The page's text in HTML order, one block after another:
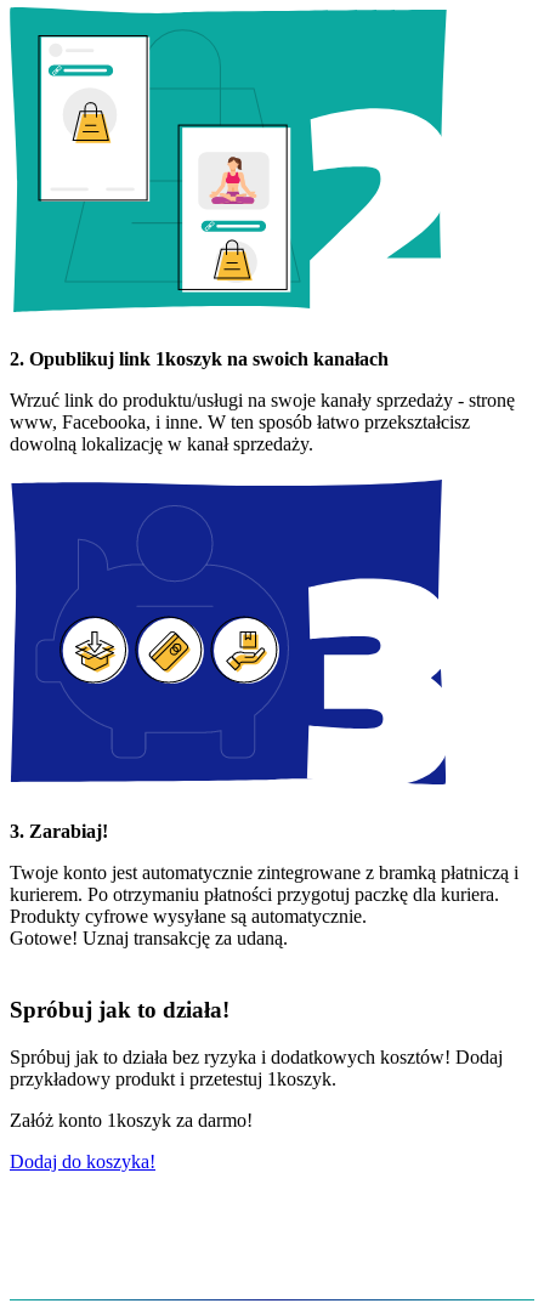
2. Opublikuj link 1koszyk na swoich kanałach
Wrzuć link do produktu/usługi na swoje kanały sprzedaży - stronę
www, Facebooka, i inne. W ten sposób łatwo przekształcisz
dowolną lokalizację w kanał sprzedaży.
3. Zarabiaj!
Twoje konto jest automatycznie zintegrowane z bramką płatniczą i
kurierem. Po otrzymaniu płatności przygotuj paczkę dla kuriera.
Produkty cyfrowe wysyłane są automatycznie.
Gotowe! Uznaj transakcję za udaną.
Spróbuj jak to działa!
Spróbuj jak to działa bez ryzyka i dodatkowych kosztów! Dodaj
przykładowy produkt i przetestuj 1koszyk.
Załóż konto 1koszyk za darmo!
Dodaj do koszyka!